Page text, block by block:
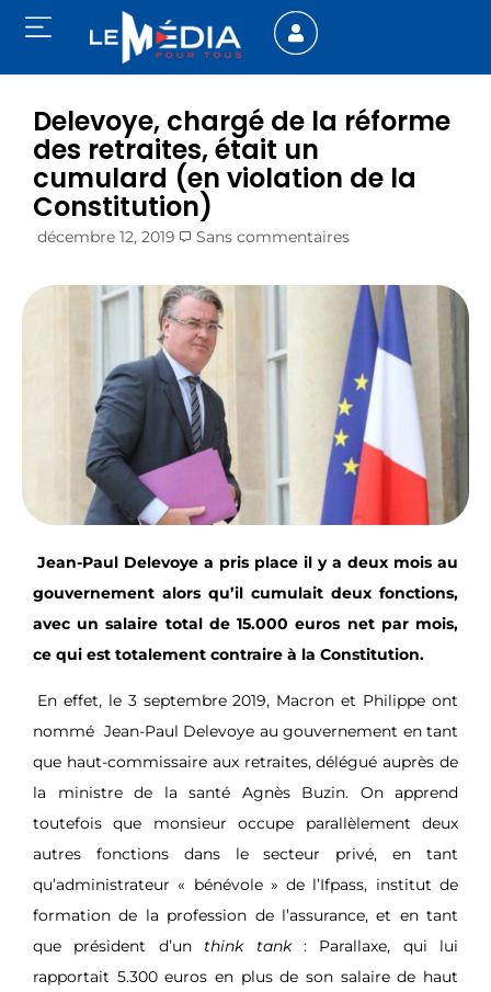
Delevoye, chargé de la réforme
des retraites, était un
cumulard (en violation de la
Constitution)
décembre 12, 2019 Sans commentaires
Jean-Paul Delevoye a pris place il y a deux mois au
gouvernement alors qu’il cumulait deux fonctions,
avec un salaire total de 15.000 euros net par mois,
ce qui est totalement contraire à la Constitution.
En effet, le 3 septembre 2019, Macron et Philippe ont
nommé Jean-Paul Delevoye au gouvernement en tant
que haut-commissaire aux retraites, délégué auprès de
la ministre de la santé Agnès Buzin. On apprend
toutefois que monsieur occupe parallèlement deux
autres fonctions dans le secteur privé, en tant
qu’administrateur « bénévole » de l’Ifpass, institut de
formation de la profession de l’assurance, et en tant
que président d’un think tank: Parallaxe, qui lui
rapportait 5.300 euros en plus de son salaire de haut